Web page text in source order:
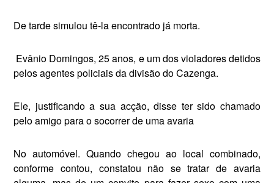
De tarde simulou tê-la encontrado já morta.
Evânio Domingos, 25 anos, e um dos violadores detidos
pelos agentes policiais da divisão do Cazenga.
Ele, justificando a sua acção, disse ter sido chamado
pelo amigo para o socorrer de uma avaria
No automóvel. Quando chegou ao local combinado,
confor­me contou, constatou não se tratar de avaria